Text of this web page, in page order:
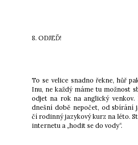
8. ODJEĎ!
To se velice snadno řekne, hůř
Inu, ne každý máme tu možnost
odjet na rok na anglický venkov.
dnešní době nepočet, od sbírání
čí rodinný jazykový kurz na léto.
internetu a „hodit se do vody“.